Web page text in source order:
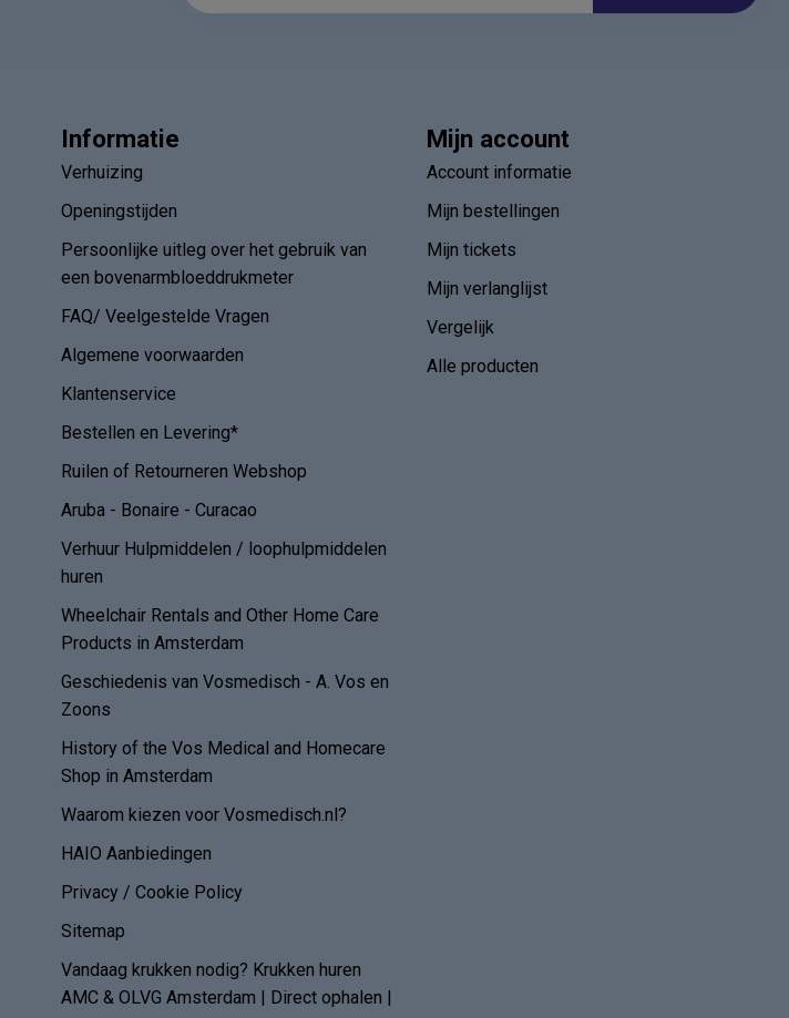
Informatie
Verhuizing
Openingstijden
Persoonlijke uitleg over het gebruik van
een bovenarmbloeddrukmeter
FAQ/ Veelgestelde Vragen
Algemene voorwaarden
Klantenservice
Bestellen en Levering*
Ruilen of Retourneren Webshop
Aruba - Bonaire - Curacao
Verhuur Hulpmiddelen / loophulpmiddelen
huren
Wheelchair Rentals and Other Home Care
Products in Amsterdam
Geschiedenis van Vosmedisch - A. Vos en
Zoons
History of the Vos Medical and Homecare
Shop in Amsterdam
Waarom kiezen voor Vosmedisch.nl?
HAIO Aanbiedingen
Privacy / Cookie Policy
Sitemap
Vandaag krukken nodig? Krukken huren
AMC & OLVG Amsterdam | Direct ophalen |
Mijn account
Account informatie
Mijn bestellingen
Mijn tickets
Mijn verlanglijst
Vergelijk
Alle producten